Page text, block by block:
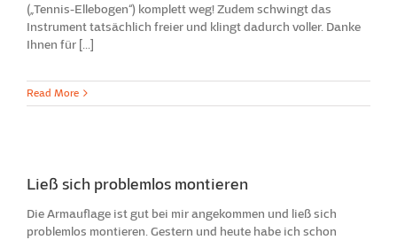
(„Tennis-Ellebogen“) komplett weg! Zudem schwingt das
Instrument tatsächlich freier und klingt dadurch voller. Danke
Ihnen für [...]
Read More
Ließ sich problemlos montieren
Die Armauflage ist gut bei mir angekommen und ließ sich
problemlos montieren. Gestern und heute habe ich schon